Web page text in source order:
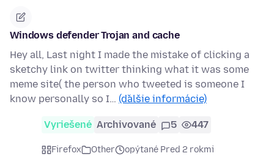
Windows defender Trojan and cache
Hey all, Last night I made the mistake of clicking a
sketchy link on twitter thinking what it was some
meme site( the person who tweeted is someone I
know personally so I… (ďalšie informácie)
Vyriešené Archivované 5 447
Firefox Other
opýtané Pred 2 rokmi